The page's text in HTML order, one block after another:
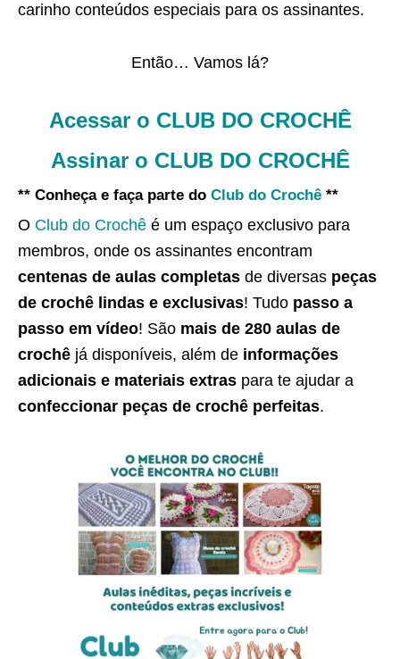
carinho conteúdos especiais para os assinantes.
Então… Vamos lá?
Acessar o CLUB DO CROCHÊ
Assinar o CLUB DO CROCHÊ
** Conheça e faça parte do Club do Crochê **
O Club do Crochê é um espaço exclusivo para
membros, onde os assinantes encontram
centenas de aulas completas de diversas peças
de crochê lindas e exclusivas! Tudo passo a
passo em vídeo! São mais de 280 aulas de
crochê já disponíveis, além de informações
adicionais e materiais extras para te ajudar a
confeccionar peças de crochê perfeitas.